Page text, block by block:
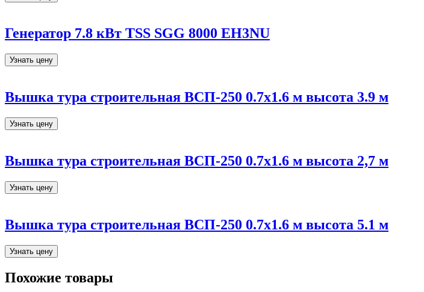
Генератор 7.8 кВт TSS SGG 8000 EH3NU
Узнать цену
Вышка тура строительная ВСП-250 0.7х1.6 м высота 3.9 м
Узнать цену
Вышка тура строительная ВСП-250 0.7х1.6 м высота 2,7 м
Узнать цену
Вышка тура строительная ВСП-250 0.7х1.6 м высота 5.1 м
Узнать цену
Похожие товары